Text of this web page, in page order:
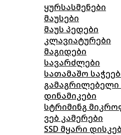
ყურსასმენები
მაუსები
მაუს პედები
კლავიატურები
მაგიდები
სავარძლები
სათამაშო
გამაგრილებელი
დინამიკები
სტრიმინგ
ვებ კამერები
SSD მყარი